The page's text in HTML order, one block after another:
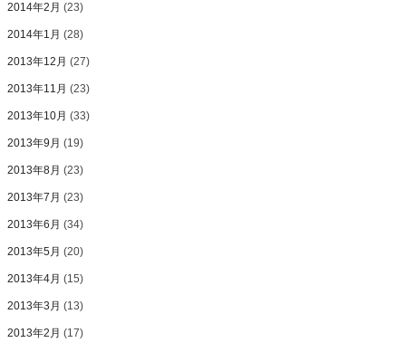
2014年2月 (23)
2014年1月 (28)
2013年12月 (27)
2013年11月 (23)
2013年10月 (33)
2013年9月 (19)
2013年8月 (23)
2013年7月 (23)
2013年6月 (34)
2013年5月 (20)
2013年4月 (15)
2013年3月 (13)
2013年2月 (17)